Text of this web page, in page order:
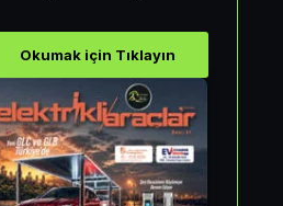
Okumak için Tıklayın